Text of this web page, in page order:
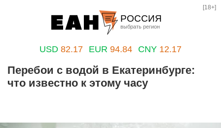
РОССИЯ
Курган
[18+]
USD 82.17 EUR 94.84 CNY 12.17
В нескольких районах Екатеринбурга
упал напор холодной воды